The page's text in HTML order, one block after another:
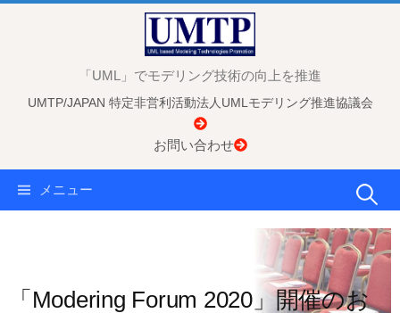
「UML」でモデリング技術の向上を推進
UMTP/JAPAN 特定非営利活動法人UMLモデリング推進協議会
お問い合わせ
メニュー 検
索:
「Modering Forum 2020」開催のお